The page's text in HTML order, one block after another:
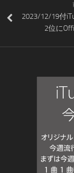
2023/12/19付
2位に